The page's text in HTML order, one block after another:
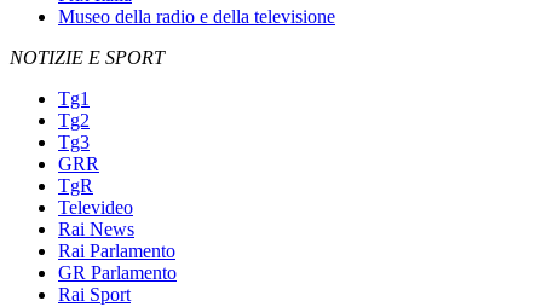
Museo della radio e della televisione
NOTIZIE E SPORT
Tg1
Tg2
Tg3
GRR
TgR
Televideo
Rai News
Rai Parlamento
GR Parlamento
Rai Sport